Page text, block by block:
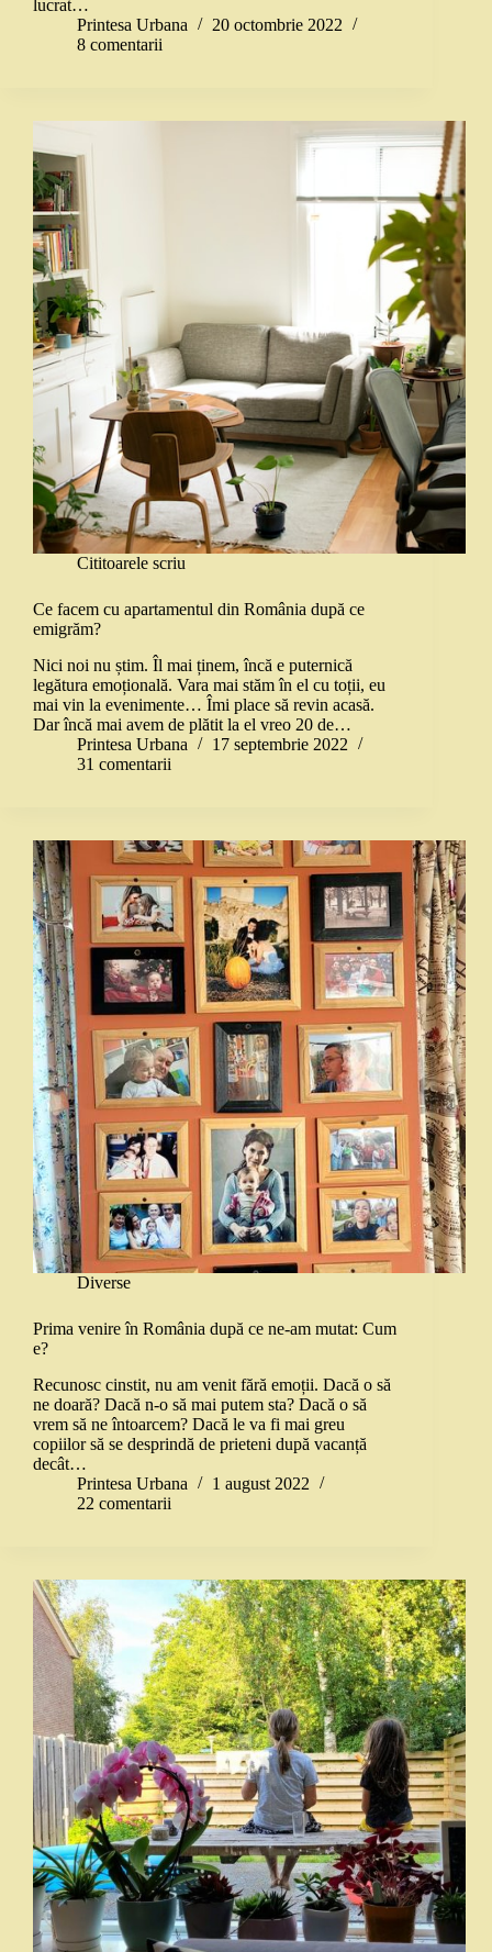
lucrat…
Printesa Urbana
20 octombrie 2022
8 comentarii
Cititoarele scriu
Ce facem cu apartamentul din România după ce
emigrăm?
Nici noi nu știm. Îl mai ținem, încă e puternică
legătura emoțională. Vara mai stăm în el cu toții, eu
mai vin la evenimente… Îmi place să revin acasă.
Dar încă mai avem de plătit la el vreo 20 de…
Printesa Urbana
17 septembrie 2022
31 comentarii
Diverse
Prima venire în România după ce ne-am mutat: Cum
e?
Recunosc cinstit, nu am venit fără emoții. Dacă o să
ne doară? Dacă n-o să mai putem sta? Dacă o să
vrem să ne întoarcem? Dacă le va fi mai greu
copiilor să se desprindă de prieteni după vacanță
decât…
Printesa Urbana
1 august 2022
22 comentarii